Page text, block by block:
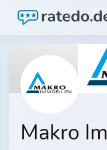
Makro